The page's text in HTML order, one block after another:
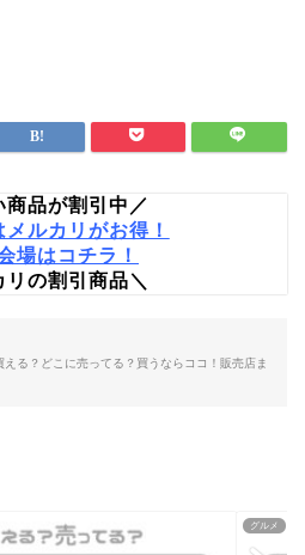
商品が割引中／
ルカリがお得！
場はコチラ！
リの割引商品＼
る？どこに売ってる？買うならココ！販売店ま
グルメ